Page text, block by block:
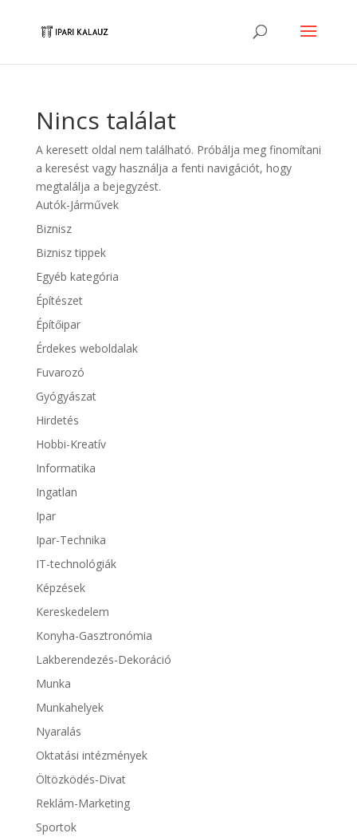
Nincs találat
A keresett oldal nem található. Próbálja meg finomítani
a keresést vagy használja a fenti navigációt, hogy
megtalálja a bejegyzést.
Autók-Járművek
Biznisz
Biznisz tippek
Egyéb kategória
Építészet
Építőipar
Érdekes weboldalak
Fuvarozó
Gyógyászat
Hirdetés
Hobbi-Kreatív
Informatika
Ingatlan
Ipar
Ipar-Technika
IT-technológiák
Képzések
Kereskedelem
Konyha-Gasztronómia
Lakberendezés-Dekoráció
Munka
Munkahelyek
Nyaralás
Oktatási intézmények
Öltözködés-Divat
Reklám-Marketing
Sportok